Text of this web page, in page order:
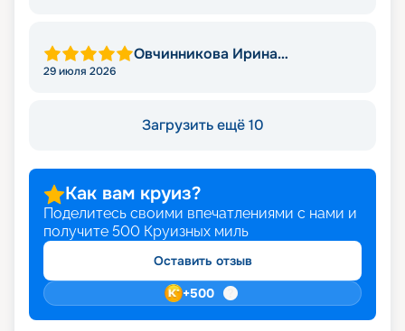
Овчинникова Ирина
29 июля 2026
Загрузить ещё 10
Как вам круиз?
Поделитесь своими впечатлениями с нами и
получите 500 Круизных миль
Оставить отзыв
+500